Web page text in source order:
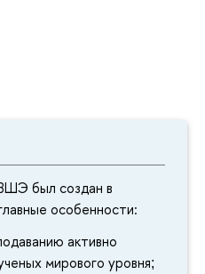
был создан в
особенности:
активно
мирового уровня;